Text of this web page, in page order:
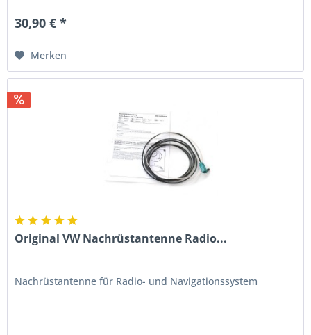
30,90 € *
Merken
Original VW Nachrüstantenne Radio...
Nachrüstantenne für Radio- und Navigationssystem